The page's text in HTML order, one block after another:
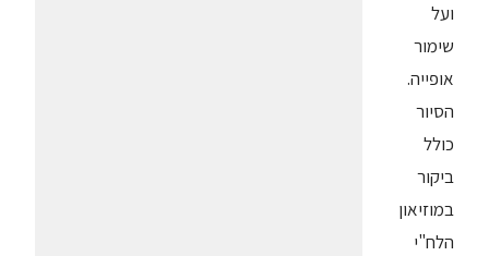
ועל
שימור
אופייה.
הסיור
כולל
ביקור
במוזיאון
הלח"י